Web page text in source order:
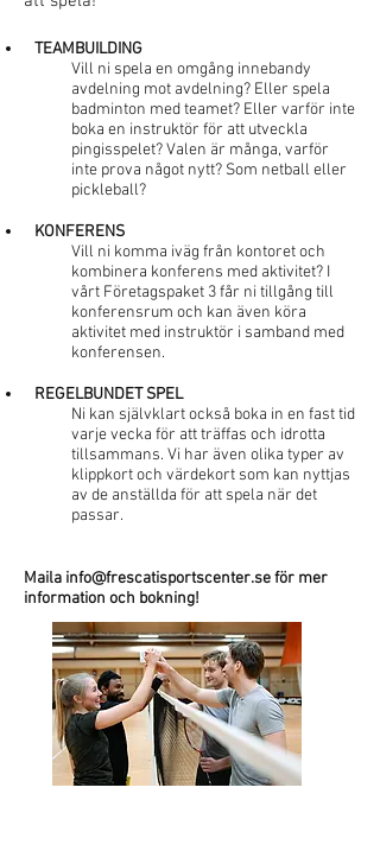
TEAMBUILDING
Vill ni spela en omgång innebandy
avdelning mot avdelning? Eller spela
badminton med teamet? Eller varför inte
boka en instruktör för att utveckla
pingisspelet? Valen är många, varför
inte prova något nytt? Som netball eller
pickleball?
KONFERENS
Vill ni komma iväg från kontoret och
kombinera konferens med aktivitet? I
vårt Företagspaket 3 får ni tillgång till
konferensrum och kan även köra
aktivitet med instruktör i samband med
konferensen. ​
REGELBUNDET SPEL
Ni kan självklart också boka in en fast tid
varje vecka för att träffas och idrotta
tillsammans. Vi har även olika typer av
klippkort och värdekort som kan nyttjas
av de anställda för att spela när det
passar.​
Maila info@frescatisportscenter.seför mer
information och bokning!